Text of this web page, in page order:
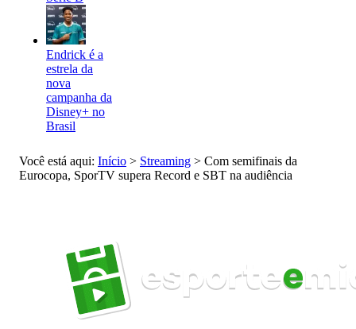
Endrick é a
estrela da
nova
campanha da
Disney+ no
Brasil
Você está aqui: Início > Streaming > Com semifinais da
Eurocopa, SporTV supera Record e SBT na audiência